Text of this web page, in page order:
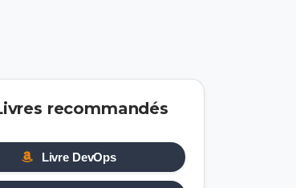
recommandés
Livre DevOps